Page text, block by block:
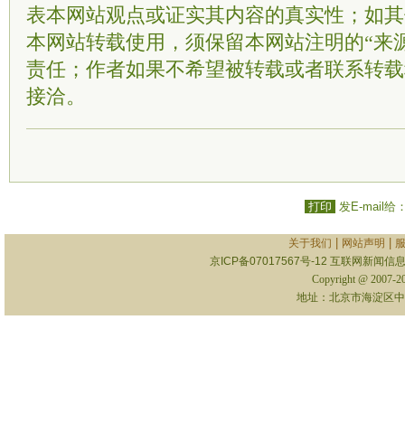
表本网站观点或证实其内容的真实性；如
本网站转载使用，须保留本网站注明的“来
责任；作者如果不希望被转载或者联系转
接洽。
打印 发E-mail给
关于我们 网站声明
京ICP备07017567号-12 互联网新闻信
Copyright @ 2007-
地址：北京市海淀区